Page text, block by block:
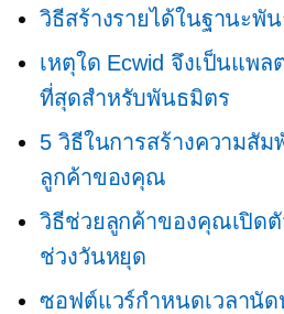
วิธีสร้างรายได้ในฐานะพั
เหตุใด Ecwid จึงเป็นแพ
ที่สุดสำหรับพันธมิตร
5 วิธีในการสร้างความสั
ลูกค้าของคุณ
วิธีช่วยลูกค้าของคุณเปิด
ช่วงวันหยุด
ซอฟต์แวร์กำหนดเวลานั